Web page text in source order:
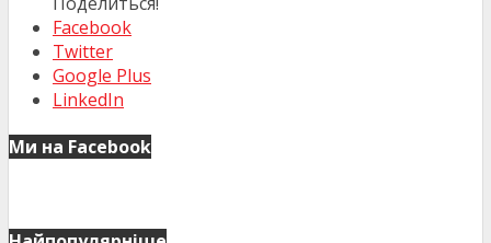
Facebook
Twitter
Google Plus
LinkedIn
Ми на Facebook